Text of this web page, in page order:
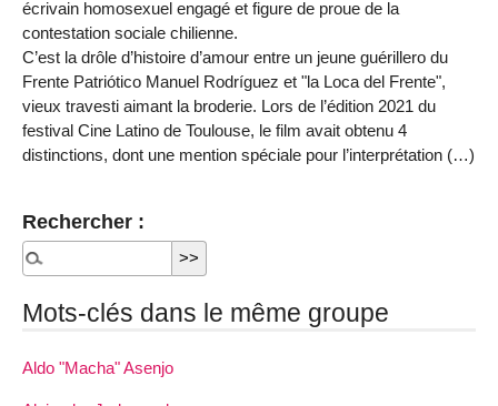
écrivain homosexuel engagé et figure de proue de la
contestation sociale chilienne.
C’est la drôle d’histoire d’amour entre un jeune guérillero du
Frente Patriótico Manuel Rodríguez et "la Loca del Frente",
vieux travesti aimant la broderie. Lors de l’édition 2021 du
festival Cine Latino de Toulouse, le film avait obtenu 4
distinctions, dont une mention spéciale pour l’interprétation (…)
Rechercher :
Mots-clés dans le même groupe
Aldo "Macha" Asenjo